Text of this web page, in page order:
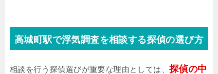
高城町駅で浮気調査を相談する探偵の選び方
相談を行う探偵選びが重要な理由としては、 探偵の中